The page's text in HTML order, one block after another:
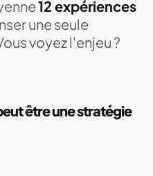
12 expériences
une seule
voyez l'enjeu ?
être une stratégie